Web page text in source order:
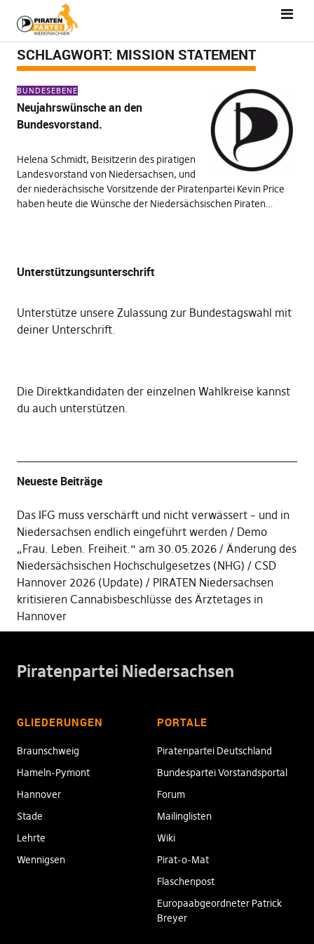
SCHLAGWORT: MISSION STATEMENT
BUNDESEBENE
Neujahrswünsche an den
Bundesvorstand.
Helena Schmidt, Beisitzerin des piratigen
Landesvorstand von Niedersachsen, und
der niederächsische Vorsitzende der Piratenpartei Kevin Price
haben heute die Wünsche der Niedersächsischen Piraten…
Unterstützungsunterschrift
Unterstütze unsere Zulassung zur Bundestagswahl mit
deiner Unterschrift.
Die Direktkandidaten der einzelnen Wahlkreise kannst
du auch unterstützen.
Neueste Beiträge
Das IFG muss verschärft und nicht verwässert – und in
Niedersachsen endlich eingeführt werden
Demo
„Frau. Leben. Freiheit.“ am 30.05.2026
Änderung des
Niedersächsischen Hochschulgesetzes (NHG)
CSD
Hannover 2026 (Update)
PIRATEN Niedersachsen
kritisieren Cannabisbeschlüsse des Ärztetages in
Hannover
Piratenpartei Niedersachsen
GLIEDERUNGEN
Braunschweig
Hameln-Pymont
Hannover
Stade
Lehrte
Wennigsen
PORTALE
Piratenpartei Deutschland
Bundespartei Vorstandsportal
Forum
Mailinglisten
Wiki
Pirat-o-Mat
Flaschenpost
Europaabgeordneter Patrick
Breyer